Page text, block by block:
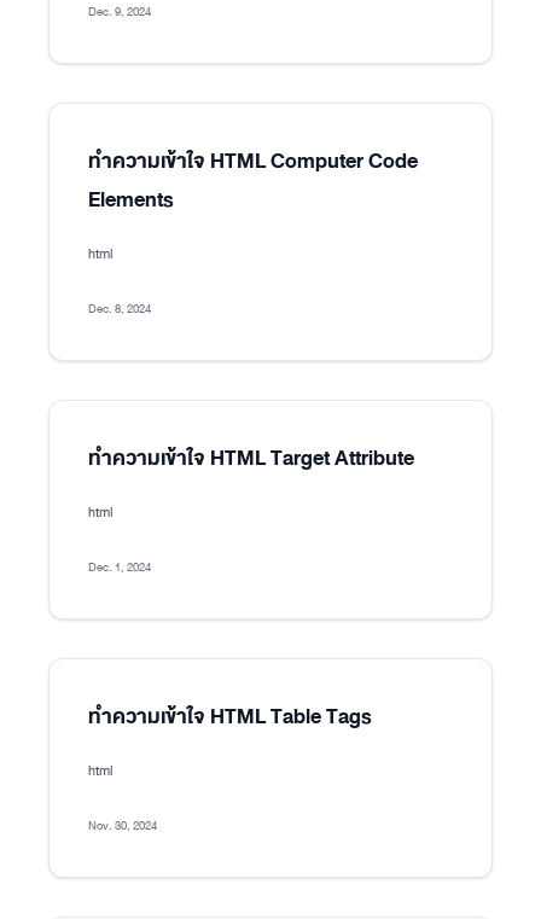
Dec. 9, 2024
ทำความเข้าใจ HTML Computer Code
Elements
html
Dec. 8, 2024
ทำความเข้าใจ HTML Target Attribute
html
Dec. 1, 2024
ทำความเข้าใจ HTML Table Tags
html
Nov. 30, 2024